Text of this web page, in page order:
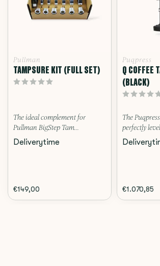
Pullman
TAMPSURE KIT (FULL SET)
The ideal complement for
Pullman BigStep Tam...
Deliverytime
€149,00
Puqpress
Q COFFEE
(BLACK)
The
perfectly
€1.070,85